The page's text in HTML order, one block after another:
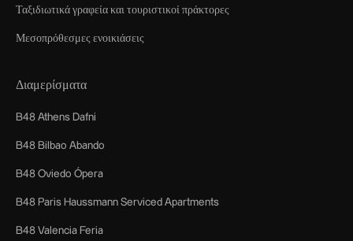
Ταξιδιωτικά γραφεία και τουριστικοί πράκτορες
Μεσοπρόθεσμες ενοικιάσεις
Διαμερίσματα
B48 Athens Dafni
B48 Bilbao Abando
B48 Oviedo Ópera
B48 Paris Haussmann Serviced Apartments
B48 Valencia Feria